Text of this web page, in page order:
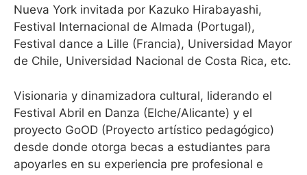
Nueva York invitada por Kazuko Hirabayashi,
Festival Internacional de Almada (Portugal),
Festival dance a Lille (Francia), Universidad Mayor
de Chile, Universidad Nacional de Costa Rica, etc.
Visionaria y dinamizadora cultural, liderando el
Festival Abril en Danza (Elche/Alicante) y el
proyecto GoOD (Proyecto artístico pedagógico)
desde donde otorga becas a estudiantes para
apoyarles en su experiencia pre profesional e